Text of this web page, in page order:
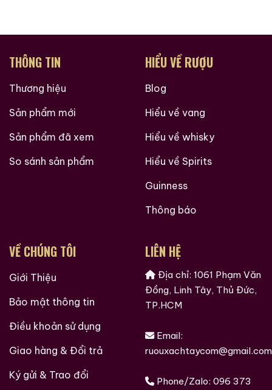
Cường độ: 40%
Tuổi Rượu: 21 năm
Phân loại: Blend
Giới Thiệu Một Số Mẫu Rượu Trung Quốc
Rượu Thuốc Chí Bảo
Tam Dương
500ml / 40%
0,0 (0 đánh giá)
3.450.000
Châu Ngũ Sao – Cáp
Họa Hữu Nghị 2021
500ml / 53%
19.280.000₫
THÔNG TIN
Thương hiệu
Sản phẩm mới
Sản phẩm đã xem
So sánh sản phẩm
HIỂU VỀ RƯỢU
Blog
Hiểu về vang
Hiểu về whisky
Hiểu về Spirits
Guinness
Thông báo
VỀ CHÚNG TÔI
Giới Thiệu
Bảo mật thông tin
Điều khoản sử dụng
Giao hàng & Đổi trả
Ký gửi & Trao đổi
LIÊN HỆ
Địa chỉ: 1061 Phạm Văn
Đồng, Linh Tây, Thủ Đức,
TP.HCM
Email:
ruouxachtaycom@gmail.com
Phone/Zalo: 096 373